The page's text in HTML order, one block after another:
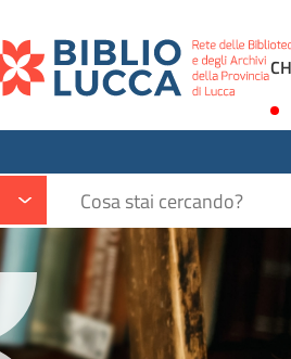
Cerca su "Catalogo"